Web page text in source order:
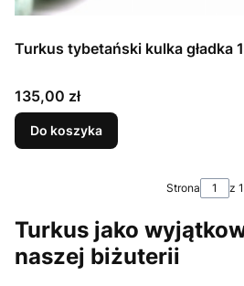
Turkus tybetański kulka gładka
Cena
135,00 zł
Do koszyka
Strona z 1
Turkus jako
naszej biżuterii